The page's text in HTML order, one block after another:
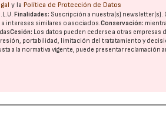
y la Política de Protección de Datos
Finalidades: Suscripción a nuestra(s) newsletter(s).
intereses similares o asociados.Conservación:
Cesión: Los datos pueden cederse a otras empresas
portabilidad, limitación del tratatamiento y
a la normativa vigente, puede presentar reclamación